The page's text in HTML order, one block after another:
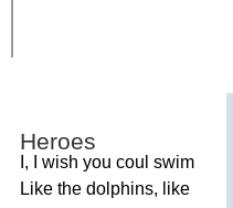
Heroes
, wish you coul swim
Like the dolphins, like